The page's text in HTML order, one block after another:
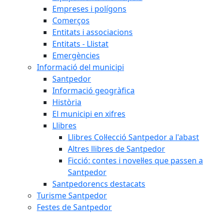
Empreses i polígons
Comerços
Entitats i associacions
Entitats - Llistat
Emergències
Informació del municipi
Santpedor
Informació geogràfica
Història
El municipi en xifres
Llibres
Llibres Col·lecció Santpedor a l'abast
Altres llibres de Santpedor
Ficció: contes i novel·les que passen a
Santpedor
Santpedorencs destacats
Turisme Santpedor
Festes de Santpedor